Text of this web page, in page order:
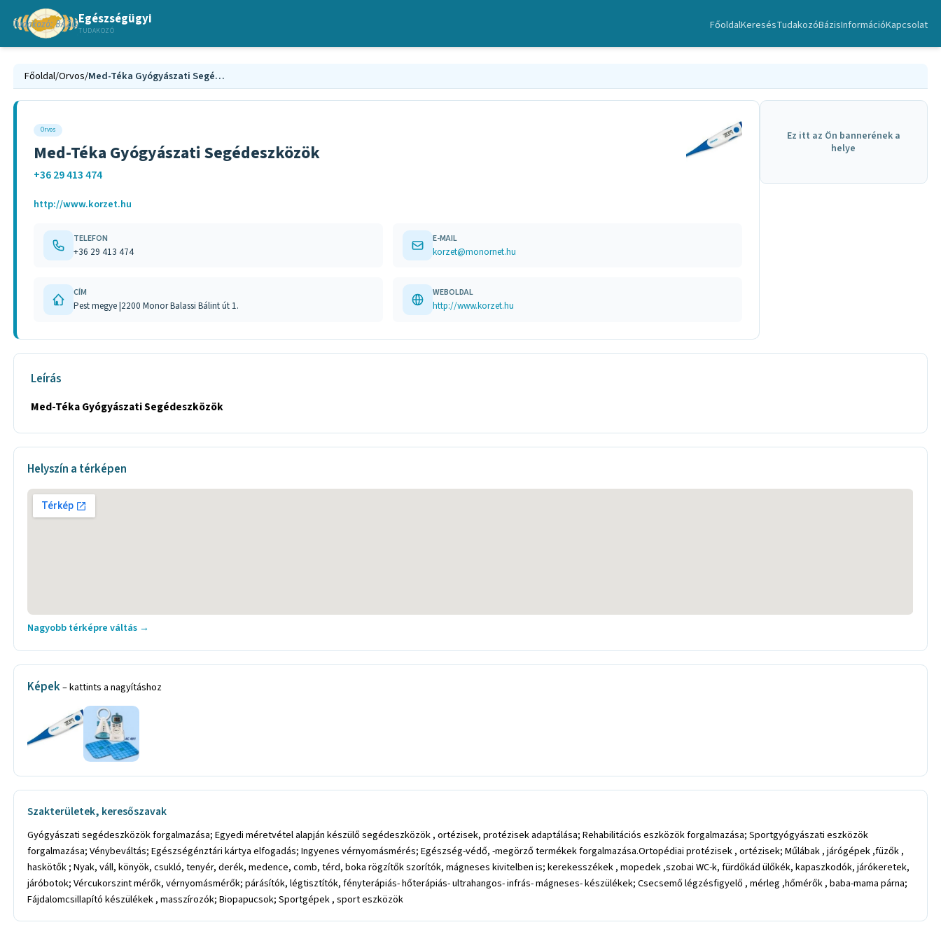
Egészségügyi
TUDAKOZÓ FőoldalKeresésTudakozóBázisInformációKapcsolat
Főoldal/Orvos/ Med-Téka Gyógyászati Segédeszközök
Orvos
Med-Téka Gyógyászati Segédeszközök
+36 29 413 474
http://www.korzet.hu
TELEFON
+36 29 413 474
E-MAIL
korzet@monornet.hu
CÍM
Pest megye |2200 Monor Balassi Bálint út 1.
WEBOLDAL
http://www.korzet.hu
Ez itt az Ön bannerének a
helye
Leírás
Med-Téka Gyógyászati Segédeszközök
Helyszín a térképen
Nagyobb térképre váltás →
Képek– kattints a nagyításhoz
Szakterületek, keresőszavak
Gyógyászati segédeszközök forgalmazása; Egyedi méretvétel alapján készülő segédeszközök , ortézisek, protézisek adaptálása; Rehabilitációs eszközök forgalmazása; Sportgyógyászati eszközök
forgalmazása; Vénybeváltás; Egészségénztári kártya elfogadás; Ingyenes vérnyomásmérés; Egészség-védő, -megörző termékek forgalmazása.Ortopédiai protézisek , ortézisek; Műlábak , járógépek ,füzők ,
haskötők ; Nyak, váll, könyök, csukló, tenyér, derék, medence, comb, térd, boka rögzítők szorítók, mágneses kivitelben is; kerekesszékek , mopedek ,szobai WC-k, fürdőkád ülőkék, kapaszkodók, járókeretek,
járóbotok; Vércukorszint mérők, vérnyomásmérők; párásítók, légtisztítók, fényterápiás- hőterápiás- ultrahangos- infrás- mágneses- készülékek; Csecsemő légzésfigyelő , mérleg ,hőmérők , baba-mama párna;
Fájdalomcsillapító készülékek , masszírozók; Biopapucsok; Sportgépek , sport eszközök